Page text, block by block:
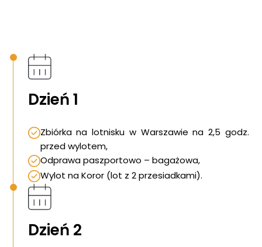
Dzień 1
Zbiórka na lotnisku w Warszawie na 2,5 godz.
przed wylotem,
Odprawa paszportowo – bagażowa,
Wylot na Koror (lot z 2 przesiadkami).
Dzień 2